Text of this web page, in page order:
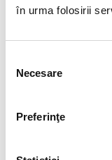
în urma folosirii
consimțământului
Necesare
Preferinţe